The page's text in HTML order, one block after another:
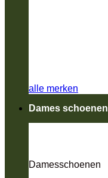
alle merken
Dames schoenen
Damesschoenen